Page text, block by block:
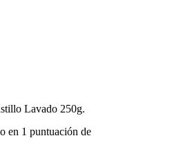
Lavado 250g.
en 1 puntuación de